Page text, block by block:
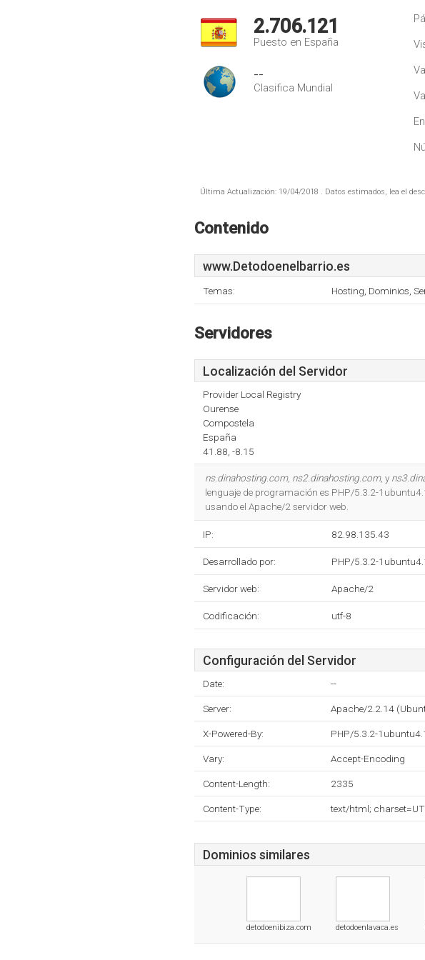
2.706.121
Puesto en España
--
Clasifica Mundial
Última Actualización: 19/04/2018 . Datos estimados, lea el
Contenido
www.Detodoenelbarrio.es
Temas: Hosting, Dominios,
Servidores
Localización del Servidor
Provider Local Registry
Ourense
Compostela
España
41.88, -8.15
ns.dinahosting.com, ns2.dinahosting.com, y
lenguaje de programación es PHP/5.3.2-
usando el Apache/2 servidor web.
IP: 82.98.135.43
Desarrollado por: PHP/5.3.2-
Servidor web: Apache/2
Codificación: utf-8
Configuración del Servidor
Date: --
Server: Apache/2.2.14
X-Powered-By: PHP/5.3.2-
Vary: Accept-Encoding
Content-Length: 2335
Content-Type: text/html;
Dominios similares
detodoenibiza.com detodoenlavaca.es